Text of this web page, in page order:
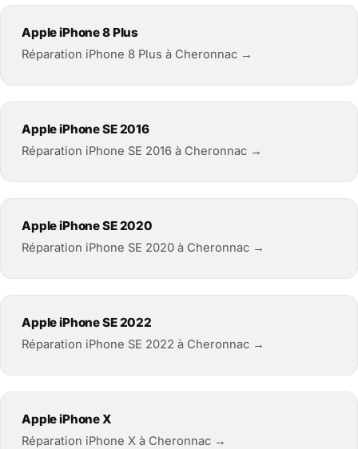
Apple iPhone 8 Plus
Réparation iPhone 8 Plus à Cheronnac →
Apple iPhone SE 2016
Réparation iPhone SE 2016 à Cheronnac →
Apple iPhone SE 2020
Réparation iPhone SE 2020 à Cheronnac →
Apple iPhone SE 2022
Réparation iPhone SE 2022 à Cheronnac →
Apple iPhone X
Réparation iPhone X à Cheronnac →